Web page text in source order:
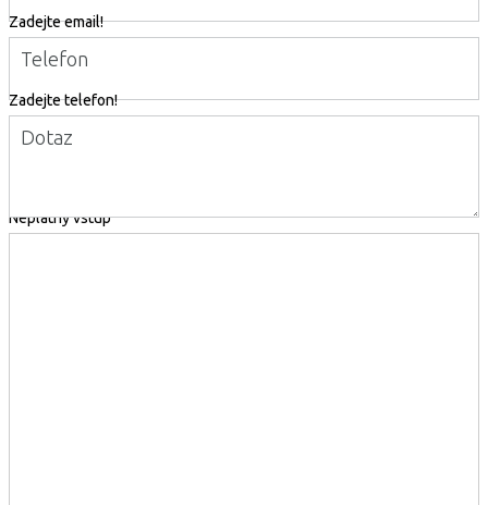
Zadejte email!
Telefon
Zadejte telefon!
Dotaz
Neplatný vstup